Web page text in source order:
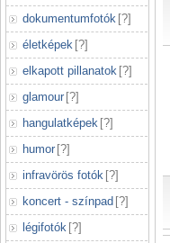
dokumentumfotók [?]
életképek [?]
elkapott pillanatok [?]
glamour [?]
hangulatképek [?]
humor [?]
infravörös fotók [?]
koncert - színpad [?]
légifotók [?]